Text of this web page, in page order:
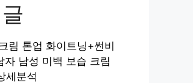
림 톤업 화이트닝+썬비
자 남성 미백 보습 크림
세분석